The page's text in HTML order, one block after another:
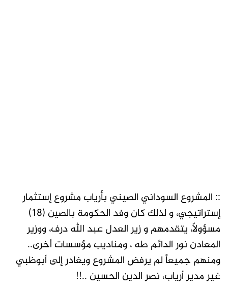
:: المشروع السوداني الصيني بأرياب مشروع إستثمار
إستراتيجي، و لذلك كان وفد الحكومة بالصين (18)
مسؤولاً، يتقدمهم و زير العدل عبد الله درف، ووزير
المعادن نور الدائم طه ، ومناديب مؤسسات أخرى..
ومنهم جميعاً لم يرفض المشروع ويغادر إلى أبوظبي
غير مدير أرياب، نصر الدين الحسين ..!!